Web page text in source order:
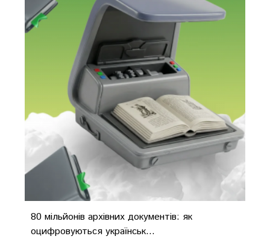
80 мільйонів архівних документів: як
оцифровуються українськ...